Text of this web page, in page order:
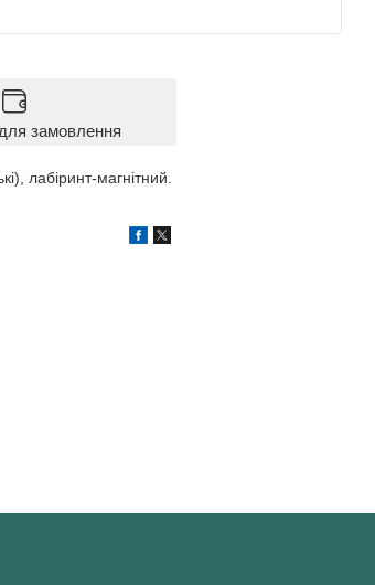
замовлення
лабіринт-магнітний.